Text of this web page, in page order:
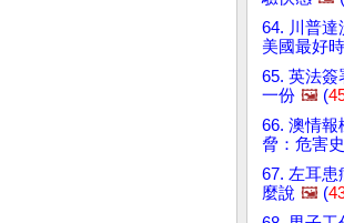
64. 川普達
美國最好
65. 英法簽
一份 🖼️ (
66. 澳情報
脅：危害
67. 左耳患
麼說 🖼️ (